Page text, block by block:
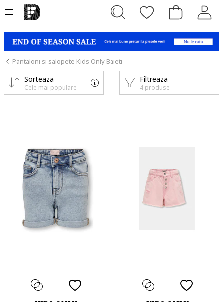
Pantaloni si salopete Kids Only Baieti
Filtreaza
4 produse
Sorteaza
Cele mai populare